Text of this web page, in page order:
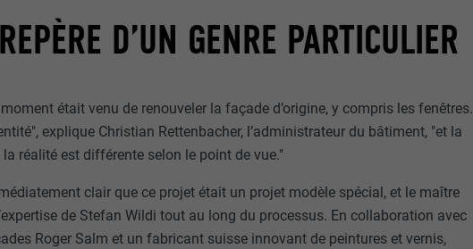
D’UN GENRE PARTICULIER
était venu de renouveler la façade d’origine, y compris les fenêtres.
explique Christian Rettenbacher, l’administrateur du bâtiment, "et la
réalité est différente selon le point de vue."
clair que ce projet était un projet modèle spécial, et le maître
de Stefan Wildi tout au long du processus. En collaboration avec
Roger Salm et un fabricant suisse innovant de peintures et vernis,